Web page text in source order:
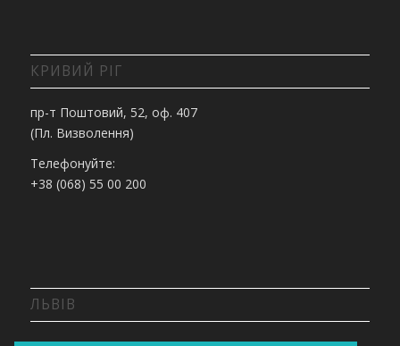
КРИВИЙ РІГ
пр-т Поштовий, 52, оф. 407
(Пл. Визволення)
Телефонуйте:
+38 (068) 55 00 200
ЛЬВІВ